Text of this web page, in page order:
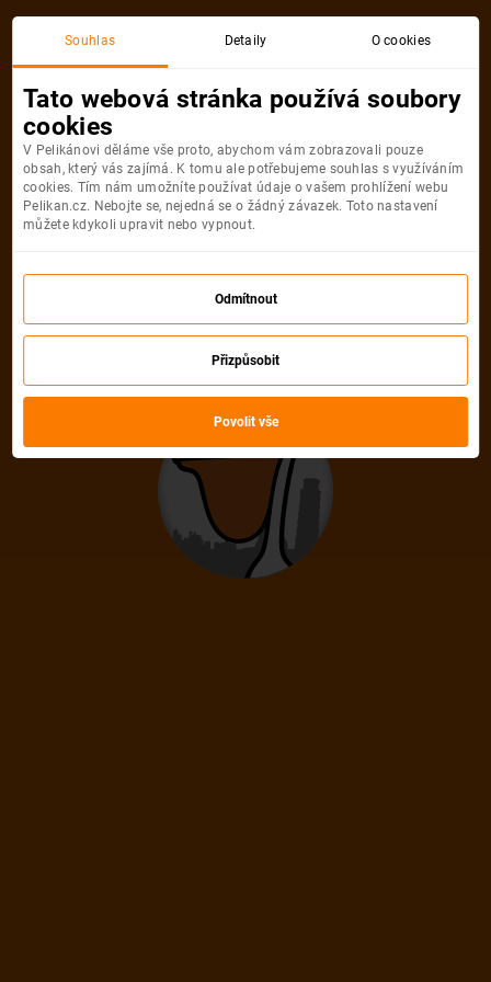
Akční letenka
Litujeme, akční letenka do města už
není dostupná
Vybrat jinou akční letenku
Souhlas Detaily O cookies
Tato webová stránka používá soubory
cookies
V Pelikánovi děláme vše proto, abychom vám zobrazovali pouze
obsah, který vás zajímá. K tomu ale potřebujeme souhlas s využíváním
cookies. Tím nám umožníte používat údaje o vašem prohlížení webu
Pelikan.cz. Nebojte se, nejedná se o žádný závazek. Toto nastavení
můžete kdykoli upravit nebo vypnout.
Odmítnout
Přizpůsobit
Povolit vše